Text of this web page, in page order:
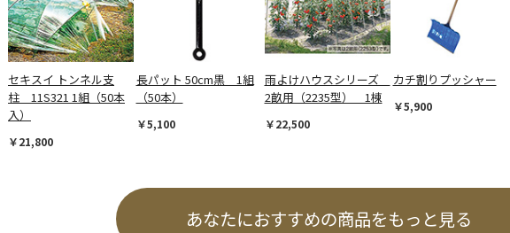
セキスイ トンネル支
柱 11S321 1組（50本
入）
￥21,800
長パット 50cm黒 1組
（50本）
￥5,100
雨よけハウスシリーズ
2畝用（2235型） 1棟
￥22,500
カチ割りプッシャー
￥5,900
あなたにおすすめの商品をもっと見る